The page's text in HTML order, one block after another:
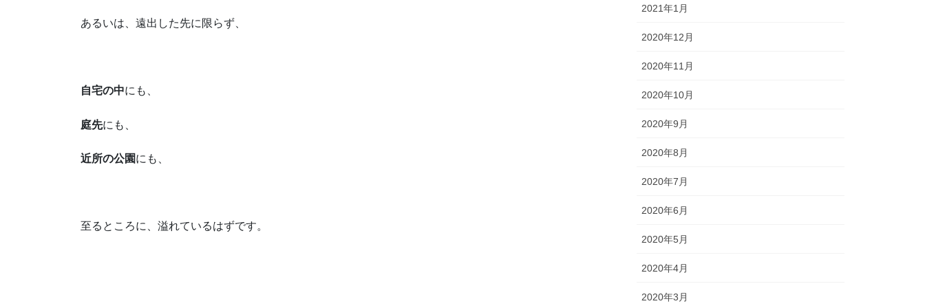
あるいは、遠出した先に限らず、
自宅の中にも、
庭先にも、
近所の公園にも、
至るところに、溢れているはずです。
2021年1月
2020年12月
2020年11月
2020年10月
2020年9月
2020年8月
2020年7月
2020年6月
2020年5月
2020年4月
2020年3月